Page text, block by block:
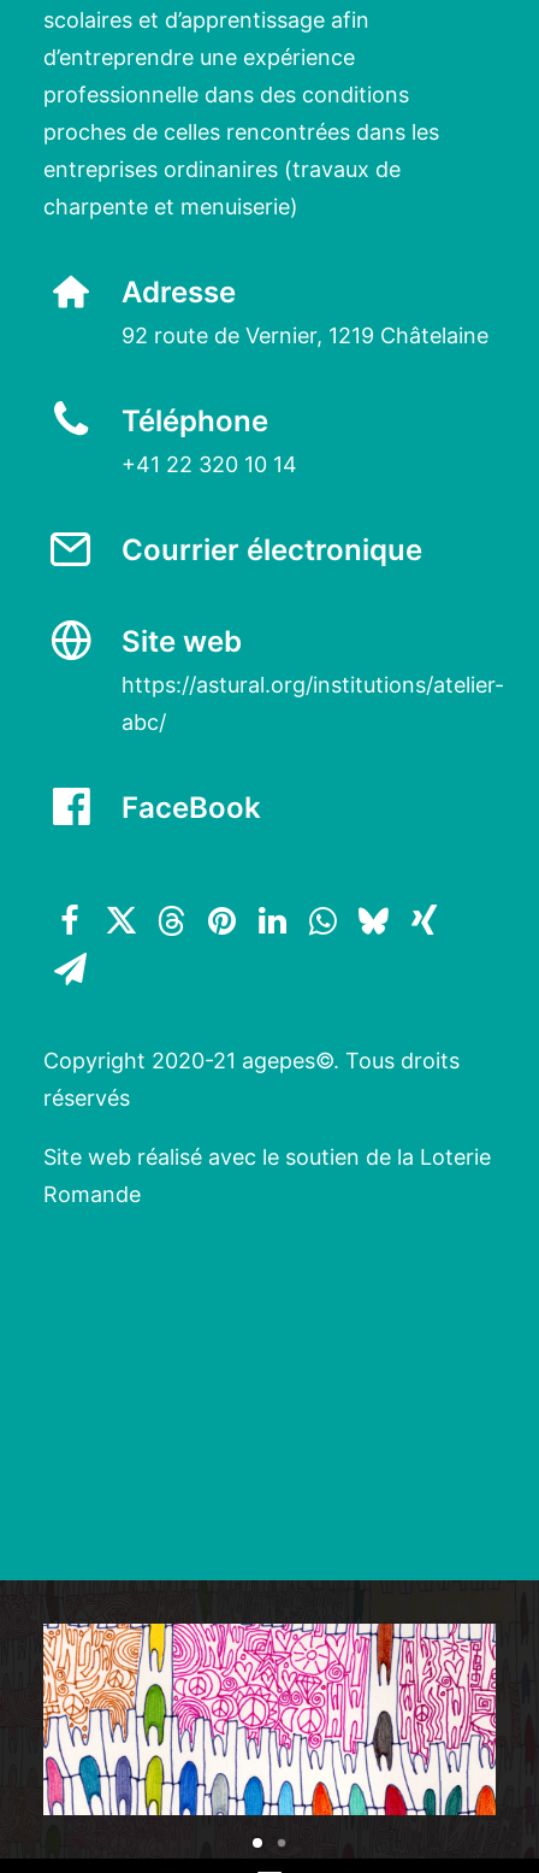
scolaires et d’apprentissage afin
d’entreprendre une expérience
professionnelle dans des conditions
proches de celles rencontrées dans les
entreprises ordinanires (travaux de
charpente et menuiserie)
Adresse
92 route de Vernier, 1219 Châtelaine
Téléphone
+41 22 320 10 14
Courrier électronique
Site web
https://astural.org/institutions/atelier-
abc/
FaceBook
Copyright 2020-21 agepes©. Tous droits
réservés
Site web réalisé avec le soutien de la Loterie
Romande